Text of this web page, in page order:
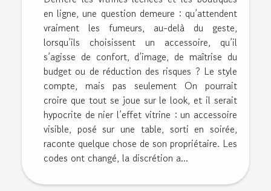
en ligne, une question demeure : qu’attendent
vraiment les fumeurs, au-delà du geste,
lorsqu’ils choisissent un accessoire, qu’il
s’agisse de confort, d’image, de maîtrise du
budget ou de réduction des risques ? Le style
compte, mais pas seulement On pourrait
croire que tout se joue sur le look, et il serait
hypocrite de nier l’effet vitrine : un accessoire
visible, posé sur une table, sorti en soirée,
raconte quelque chose de son propriétaire. Les
codes ont changé, la discrétion a...